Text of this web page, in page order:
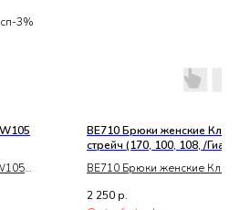
3%
BE710 Брюки женские
стрейч (170, 100, 108, /
BE710 Брюки женские
2 250 р.